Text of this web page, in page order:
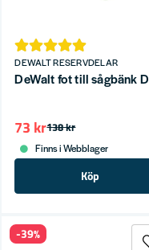
DEWALT RESERVDELAR
DeWalt fot till sågbänk
138 kr
73 kr
Finns i Webblager
Köp
-39%